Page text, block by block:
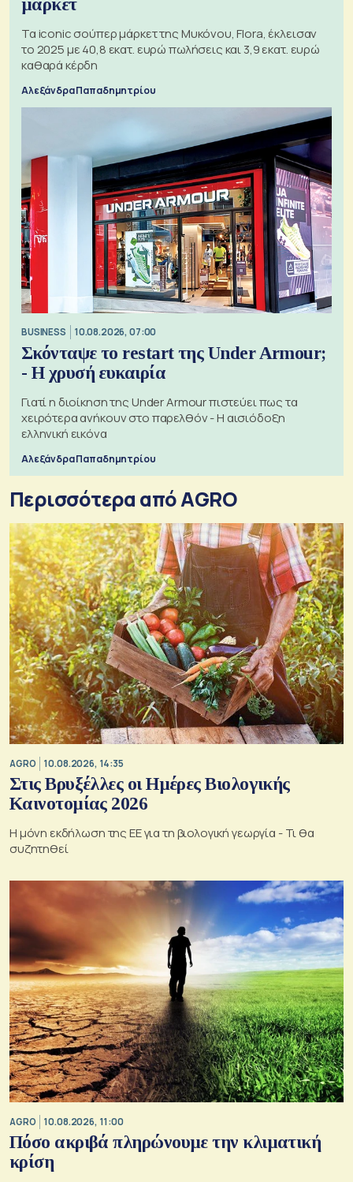
μάρκετ
Τα iconic σούπερ μάρκετ της Μυκόνου, Flora, έκλεισαν
το 2025 με 40,8 εκατ. ευρώ πωλήσεις και 3,9 εκατ. ευρώ
καθαρά κέρδη
Αλεξάνδρα Παπαδημητρίου
BUSINESS 10.08.2026, 07:00
Σκόνταψε το restart της Under Armour;
- Η χρυσή ευκαιρία
Γιατί η διοίκηση της Under Armour πιστεύει πως τα
χειρότερα ανήκουν στο παρελθόν - Η αισιόδοξη
ελληνική εικόνα
Αλεξάνδρα Παπαδημητρίου
Περισσότερα από AGRO
AGRO 10.08.2026, 14:35
Στις Βρυξέλλες οι Ημέρες Βιολογικής
Καινοτομίας 2026
Η μόνη εκδήλωση της ΕΕ για τη βιολογική γεωργία - Τι θα
συζητηθεί
AGRO 10.08.2026, 11:00
Πόσο ακριβά πληρώνουμε την κλιματική
κρίση